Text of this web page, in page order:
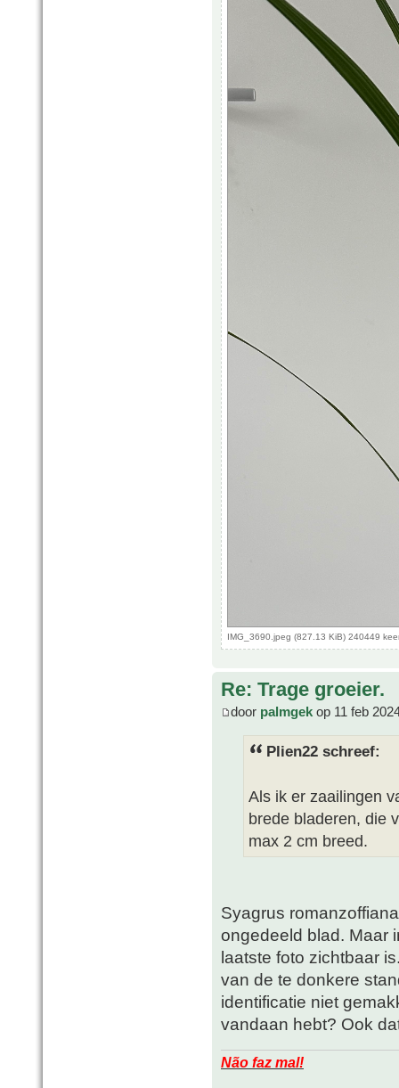
IMG_3690.jpeg (827.13 KiB) 240449
Re: Trage groeier.
door palmgek op 11 feb
Plien22 schreef:
Als ik er zaailingen
brede bladeren, die
max 2 cm breed.
Syagrus
ongedeeld blad. Maar
laatste foto zichtbaar
van de te donkere
identificatie niet
vandaan hebt? Ook
Não faz mal!